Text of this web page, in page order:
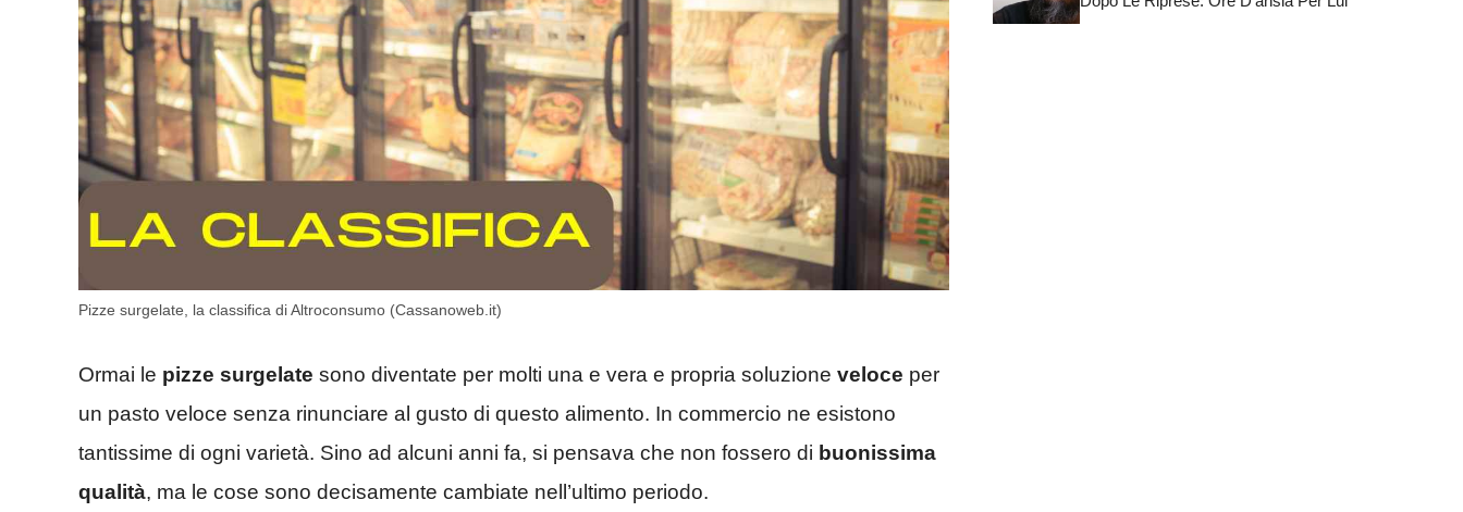
Pizze surgelate, la classifica di Altroconsumo (Cassanoweb.it)
Ormai le pizze surgelate sono diventate per molti una e vera e propria soluzione veloce per
un pasto veloce senza rinunciare al gusto di questo alimento. In commercio ne esistono
tantissime di ogni varietà. Sino ad alcuni anni fa, si pensava che non fossero di buonissima
qualità, ma le cose sono decisamente cambiate nell’ultimo periodo.